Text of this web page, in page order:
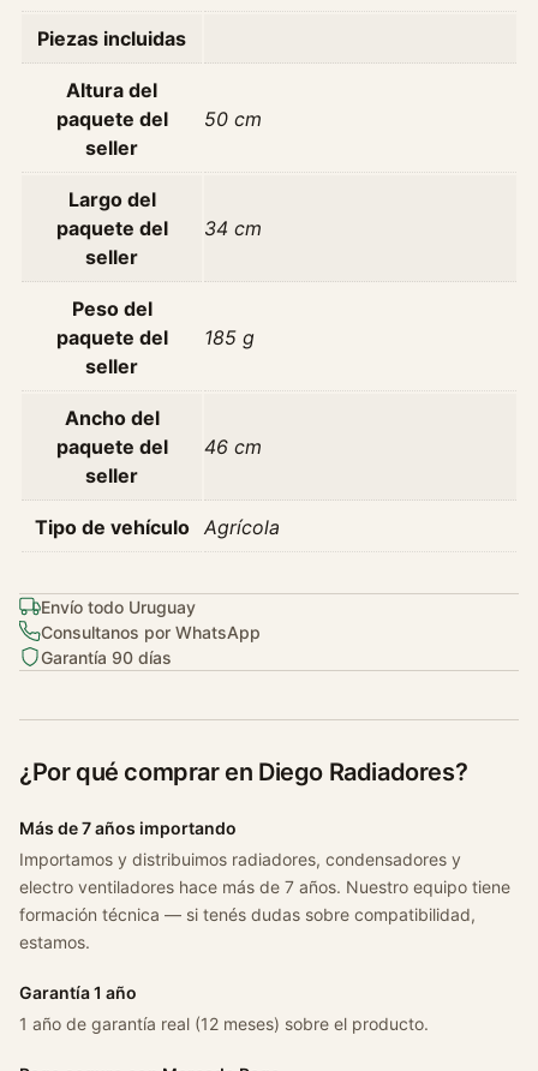
n
a
Piezas incluidas
Altura del
paquete del
seller
50 cm
Largo del
paquete del
seller
34 cm
Peso del
paquete del
seller
185 g
Ancho del
paquete del
seller
46 cm
Tipo de vehículo Agrícola
Envío todo Uruguay
Consultanos por WhatsApp
Garantía 90 días
¿Por qué comprar en Diego Radiadores?
Más de 7 años importando
Importamos y distribuimos radiadores, condensadores y
electro ventiladores hace más de 7 años. Nuestro equipo tiene
formación técnica — si tenés dudas sobre compatibilidad,
estamos.
Garantía 1 año
1 año de garantía real (12 meses) sobre el producto.